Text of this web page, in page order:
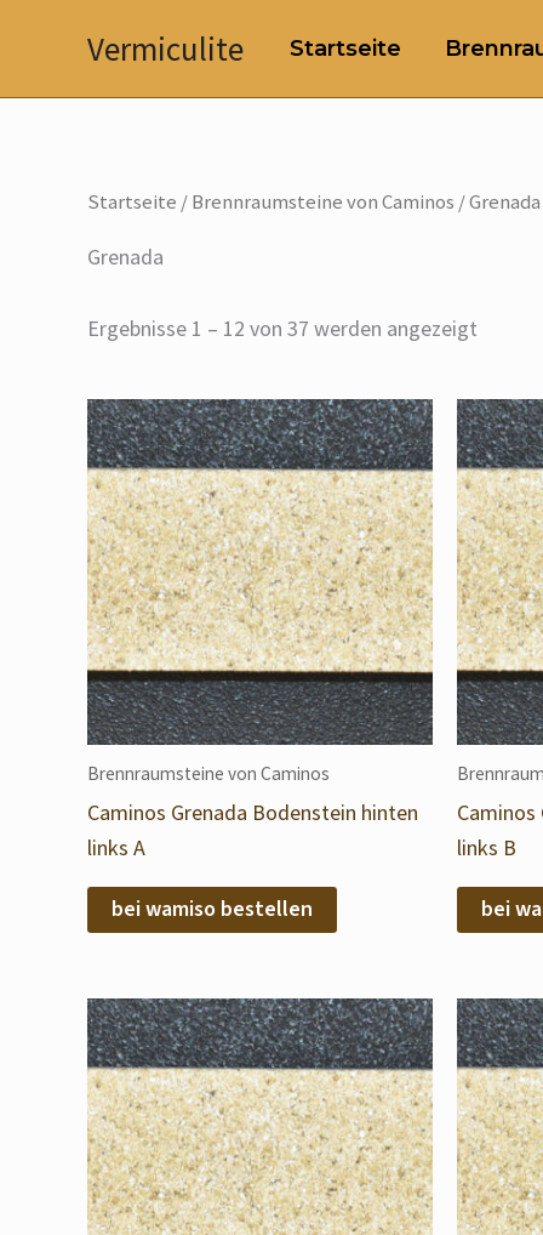
Vermiculite Startseite
Startseite /Brennraumsteine von Caminos / Grenada
Grenada
Ergebnisse 1 – 12 von 37 werden angezeigt
Brennraumsteine von Caminos
Caminos Grenada Bodenstein hinten
links A
bei wamiso bestellen
links B
bei